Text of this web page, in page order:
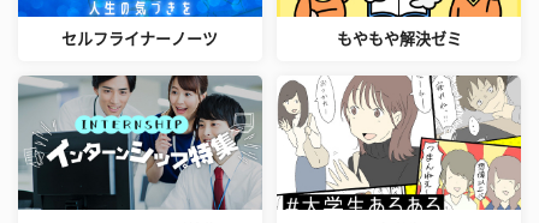
セルフライナーノーツ もやもや解決ゼミ